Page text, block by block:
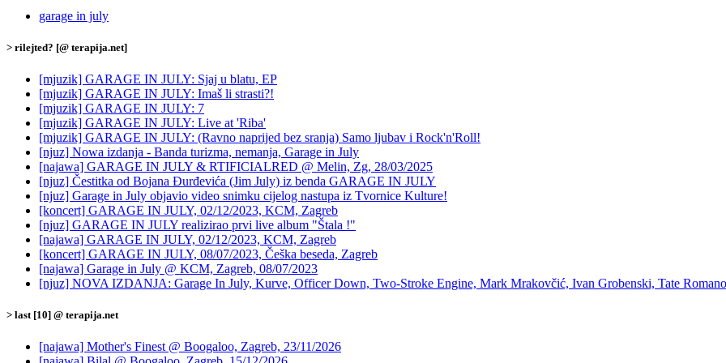
garage in july
> rilejted? [@ terapija.net]
[mjuzik] GARAGE IN JULY: Sjaj u blatu, EP
[mjuzik] GARAGE IN JULY: Imaš li strasti?!
[mjuzik] GARAGE IN JULY: 7
[mjuzik] GARAGE IN JULY: Live at 'Riba'
[mjuzik] GARAGE IN JULY: (Ravno naprijed bez sranja) Samo ljubav i Rock'n'Roll!
[njuz] Nowa izdanja - Banda turizma, nemanja, Garage in July
[najawa] GARAGE IN JULY & RTIFICIALRED @ Melin, Zg, 28/03/2025
[njuz] Čestitka od Bojana Đurđevića (Jim July) iz benda GARAGE IN JULY
[njuz] Garage in July objavio video snimku cijelog nastupa iz Tvornice Kulture!
[koncert] GARAGE IN JULY, 02/12/2023, KCM, Zagreb
[njuz] GARAGE IN JULY realizirao prvi live album "Štala !"
[najawa] GARAGE IN JULY, 02/12/2023, KCM, Zagreb
[koncert] GARAGE IN JULY, 08/07/2023, Češka beseda, Zagreb
[najawa] Garage in July @ KCM, Zagreb, 08/07/2023
[njuz] NOVA IZDANJA: Garage In July, Kurve, Officer Down, Two-Stroke Engine, Mark Mrakovčić, Ivan Grobenski, Tate
> last [10] @ terapija.net
[najawa] Mother's Finest @ Boogaloo, Zagreb, 23/11/2026